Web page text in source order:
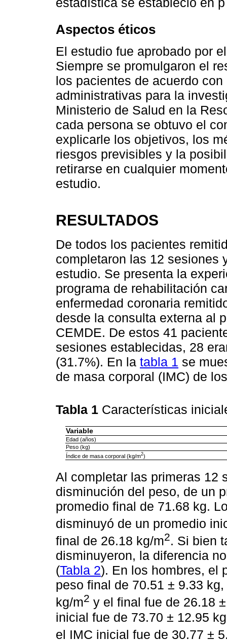
Aspectos éticos
El estudio fue aprobado por
Siempre se promulgaron el
los pacientes de acuerdo
administrativas para la
Ministerio de Salud en la
cada persona se obtuvo el
explicarle los objetivos, los
riesgos previsibles y la
retirarse en cualquier
estudio.
RESULTADOS
De todos los pacientes
completaron las 12 sesiones
estudio. Se presenta la
programa de rehabilitación
enfermedad coronaria
desde la consulta externa al
CEMDE. De estos 41
sesiones establecidas, 28
(31.7%). En la tabla 1 se
de masa corporal (IMC) de
Tabla 1 Características
Variable
Edad (años)
Peso (kg)
Índice de masa corporal (kg/m2)
Al completar las primeras 12
disminución del peso, de un
promedio final de 71.68 kg.
disminuyó de un promedio
final de 26.18 kg/m2. Si bien
disminuyeron, la diferencia
(Tabla 2). En los hombres, el
peso final de 70.51 ± 9.33
kg/m2 y el final fue de 26.18
inicial fue de 73.70 ± 12.95
el IMC inicial fue de 30.77 ±